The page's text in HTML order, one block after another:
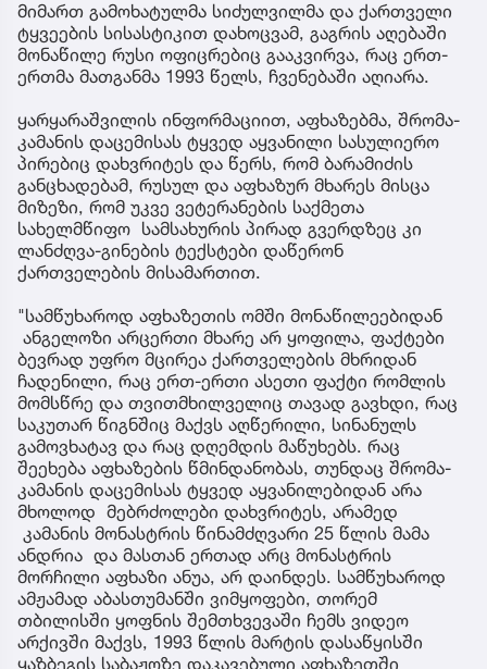
მიმართ გამოხატულმა სიძულვილმა და ქართველი
ტყვეების სისასტიკით დახოცვამ, გაგრის აღებაში
მონაწილე რუსი ოფიცრებიც გააკვირვა, რაც ერთ-
ერთმა მათგანმა 1993 წელს, ჩვენებაში აღიარა.
ყარყარაშვილის ინფორმაციით, აფხაზებმა, შრომა-
კამანის დაცემისას ტყვედ აყვანილი სასულიერო
პირებიც დახვრიტეს და წერს, რომ ბარამიძის
განცხადებამ, რუსულ და აფხაზურ მხარეს მისცა
მიზეზი, რომ უკვე ვეტერანების საქმეთა
სახელმწიფო სამსახურის პირად გვერდზეც კი
ლანძღვა-გინების ტექსტები დაწერონ
ქართველების მისამართით.
"სამწუხაროდ აფხაზეთის ომში მონაწილეებიდან
ანგელოზი არცერთი მხარე არ ყოფილა, ფაქტები
ბევრად უფრო მცირეა ქართველების მხრიდან
ჩადენილი, რაც ერთ-ერთი ასეთი ფაქტი რომლის
მომსწრე და თვითმხილველიც თავად გავხდი, რაც
საკუთარ წიგნშიც მაქვს აღწერილი, სინანულს
გამოვხატავ და რაც დღემდის მაწუხებს. რაც
შეეხება აფხაზების წმინდანობას, თუნდაც შრომა-
კამანის დაცემისას ტყვედ აყვანილებიდან არა
მხოლოდ მებრძოლები დახვრიტეს, არამედ
კამანის მონასტრის წინამძღვარი 25 წლის მამა
ანდრია და მასთან ერთად არც მონასტრის
მორჩილი აფხაზი ანუა, არ დაინდეს. სამწუხაროდ
ამჟამად აბასთუმანში ვიმყოფები, თორემ
თბილისში ყოფნის შემთხვევაში ჩემს ვიდეო
არქივში მაქვს, 1993 წლის მარტის დასაწყისში
ყაზბეგის საბაჟოზე დაკავებული აფხაზეთში